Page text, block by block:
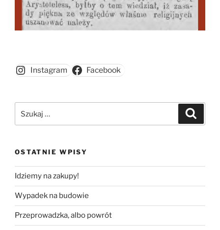
Instagram Facebook
OSTATNIE WPISY
Idziemy na zakupy!
Wypadek na budowie
Przeprowadzka, albo powrót